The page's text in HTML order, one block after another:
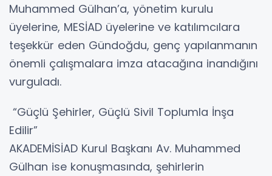
Muhammed Gülhan’a, yönetim kurulu
üyelerine, MESİAD üyelerine ve katılımcılara
teşekkür eden Gündoğdu, genç yapılanmanın
önemli çalışmalara imza atacağına inandığını
vurguladı.
“Güçlü Şehirler, Güçlü Sivil Toplumla İnşa
Edilir”
AKADEMİSİAD Kurul Başkanı Av. Muhammed
Gülhan ise konuşmasında, şehirlerin